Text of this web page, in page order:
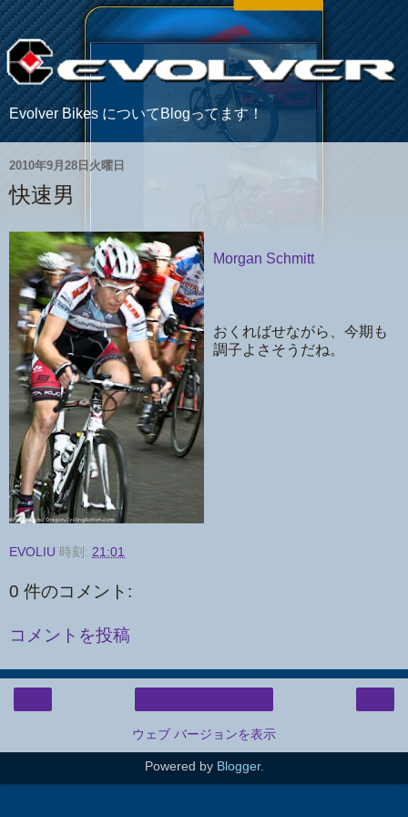
Evolver Bikes についてBlogってます！
2010年9月28日火曜日
快速男
Morgan Schmitt
おくればせながら、今期も
調子よさそうだね。
EVOLIU 時刻: 21:01
0 件のコメント:
コメントを投稿
ウェブ バージョンを表示
Powered by Blogger.